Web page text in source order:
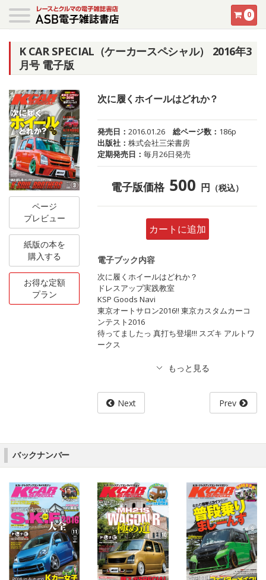
0
K CAR SPECIAL（ケーカースペシャル） 2016年3
月号 電子版
ページ
プレビュー
紙版の本を
購入する
お得な定額
プラン
次に履くホイールはどれか？
発売日：2016.01.26 総ページ数： 186p
出版社：株式会社三栄書房
定期発売日：毎月26日発売
電子版価格 500 円 （税込）
カートに追加
電子ブック内容
次に履くホイールはどれか？
ドレスアップ実践教室
KSP Goods Navi
東京オートサロン2016!! 東京カスタムカーコ
ンテスト2016
待ってましたっ 真打ち登場!!! スズキ アルトワ
ークス
Next Prev
バックナンバー